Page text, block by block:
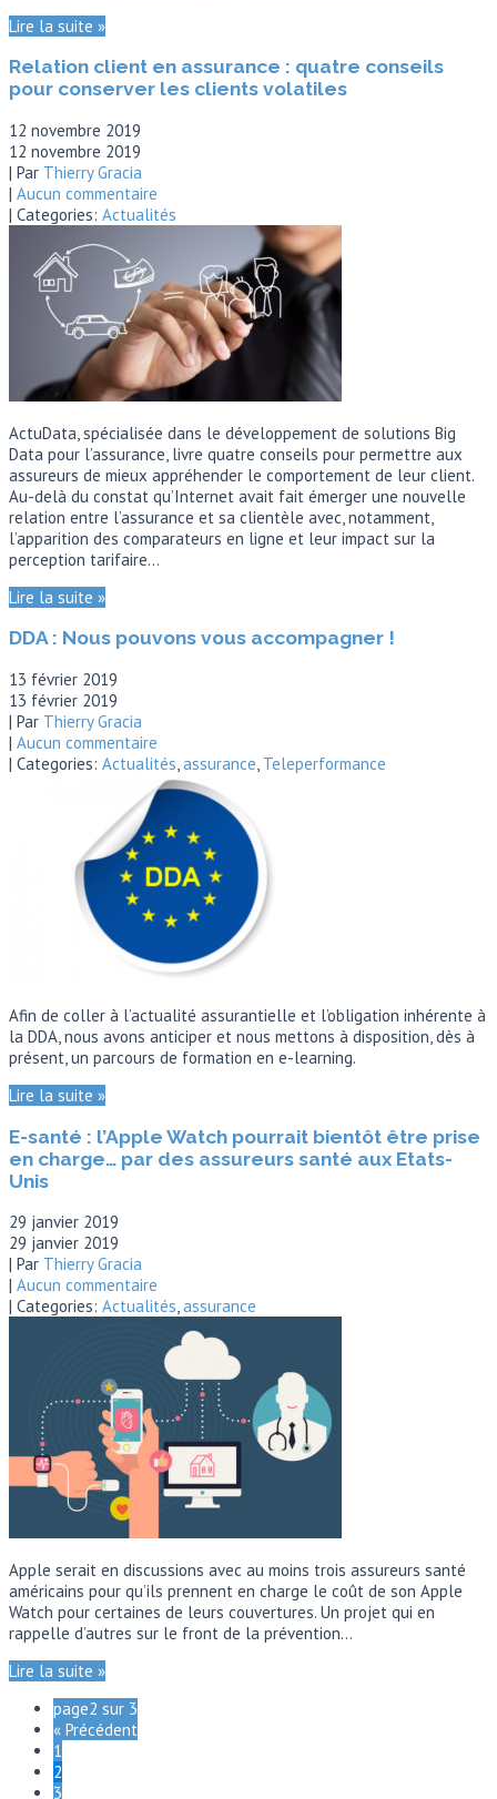
Lire la suite »
Relation client en assurance : quatre conseils
pour conserver les clients volatiles
12 novembre 2019
12 novembre 2019
| Par Thierry Gracia
| Aucun commentaire
| Categories: Actualités
ActuData, spécialisée dans le développement de solutions Big
Data pour l’assurance, livre quatre conseils pour permettre aux
assureurs de mieux appréhender le comportement de leur client.
Au-delà du constat qu’Internet avait fait émerger une nouvelle
relation entre l’assurance et sa clientèle avec, notamment,
l’apparition des comparateurs en ligne et leur impact sur la
perception tarifaire…
Lire la suite »
DDA : Nous pouvons vous accompagner !
13 février 2019
13 février 2019
| Par Thierry Gracia
| Aucun commentaire
| Categories: Actualités,assurance, Teleperformance
Afin de coller à l’actualité assurantielle et l’obligation inhérente à
la DDA, nous avons anticiper et nous mettons à disposition, dès à
présent, un parcours de formation en e-learning.
Lire la suite »
E-santé : l’Apple Watch pourrait bientôt être prise
en charge… par des assureurs santé aux Etats-
Unis
29 janvier 2019
29 janvier 2019
| Par Thierry Gracia
| Aucun commentaire
| Categories: Actualités,assurance
Apple serait en discussions avec au moins trois assureurs santé
américains pour qu’ils prennent en charge le coût de son Apple
Watch pour certaines de leurs couvertures. Un projet qui en
rappelle d’autres sur le front de la prévention…
Lire la suite »
page2 sur 3
« Précédent
1
2
3